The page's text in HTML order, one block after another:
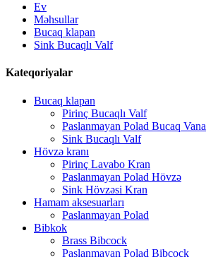
Ev
Məhsullar
Bucaq klapan
Sink Bucaqlı Valf
Kateqoriyalar
Bucaq klapan
Pirinç Bucaqlı Valf
Paslanmayan Polad Bucaq Vana
Sink Bucaqlı Valf
Hövzə kranı
Pirinç Lavabo Kran
Paslanmayan Polad Hövzə
Sink Hövzəsi Kran
Hamam aksesuarları
Paslanmayan Polad
Bibkok
Brass Bibcock
Paslanmayan Polad Bibcock